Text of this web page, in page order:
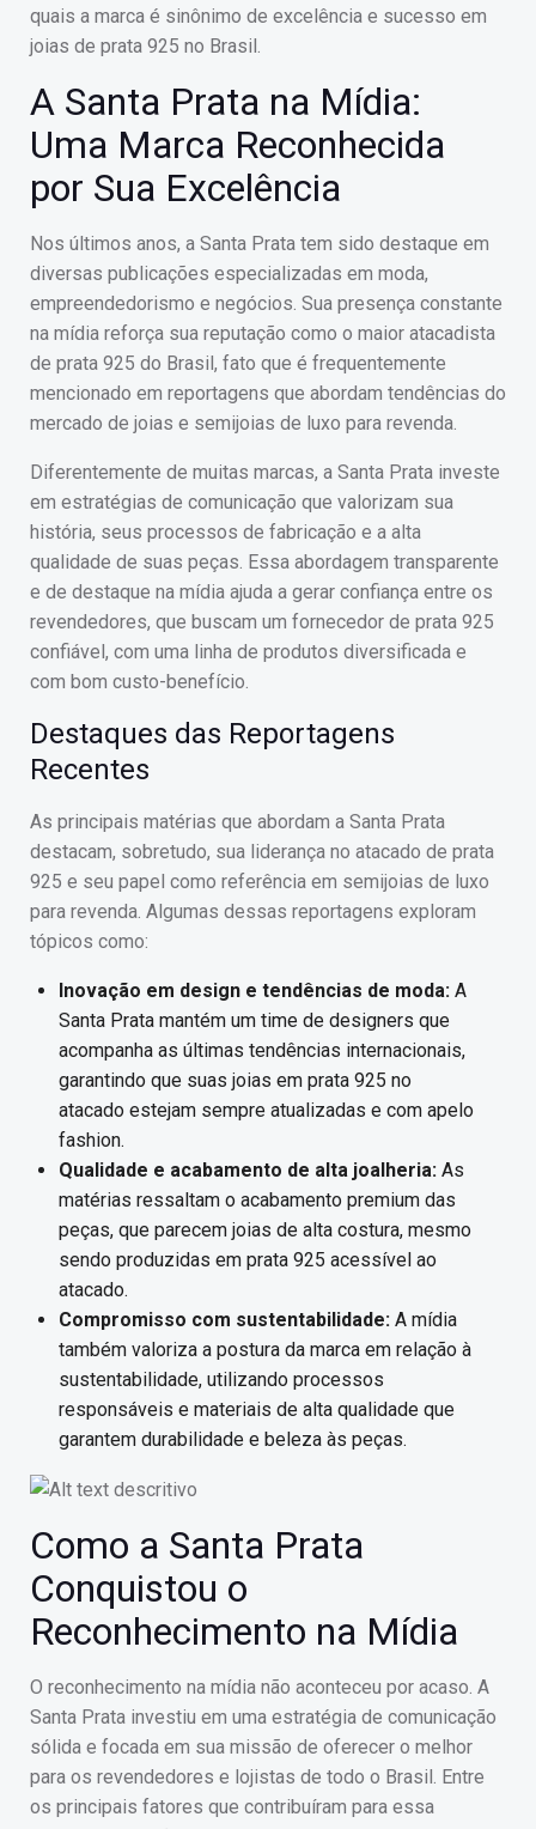
quais a marca é sinônimo de excelência e sucesso em
joias de prata 925 no Brasil.
A Santa Prata na Mídia:
Uma Marca Reconhecida
por Sua Excelência
Nos últimos anos, a Santa Prata tem sido destaque em
diversas publicações especializadas em moda,
empreendedorismo e negócios. Sua presença constante
na mídia reforça sua reputação como o maior atacadista
de prata 925 do Brasil, fato que é frequentemente
mencionado em reportagens que abordam tendências do
mercado de joias e semijoias de luxo para revenda.
Diferentemente de muitas marcas, a Santa Prata investe
em estratégias de comunicação que valorizam sua
história, seus processos de fabricação e a alta
qualidade de suas peças. Essa abordagem transparente
e de destaque na mídia ajuda a gerar confiança entre os
revendedores, que buscam um fornecedor de prata 925
confiável, com uma linha de produtos diversificada e
com bom custo-benefício.
Destaques das Reportagens
Recentes
As principais matérias que abordam a Santa Prata
destacam, sobretudo, sua liderança no atacado de prata
925 e seu papel como referência em semijoias de luxo
para revenda. Algumas dessas reportagens exploram
tópicos como:
Inovação em design e tendências de moda: A
Santa Prata mantém um time de designers que
acompanha as últimas tendências internacionais,
garantindo que suas joias em prata 925 no
atacado estejam sempre atualizadas e com apelo
fashion.
Qualidade e acabamento de alta joalheria: As
matérias ressaltam o acabamento premium das
peças, que parecem joias de alta costura, mesmo
sendo produzidas em prata 925 acessível ao
atacado.
Compromisso com sustentabilidade: A mídia
também valoriza a postura da marca em relação à
sustentabilidade, utilizando processos
responsáveis e materiais de alta qualidade que
garantem durabilidade e beleza às peças.
Como a Santa Prata
Conquistou o
Reconhecimento na Mídia
O reconhecimento na mídia não aconteceu por acaso. A
Santa Prata investiu em uma estratégia de comunicação
sólida e focada em sua missão de oferecer o melhor
para os revendedores e lojistas de todo o Brasil. Entre
os principais fatores que contribuíram para essa